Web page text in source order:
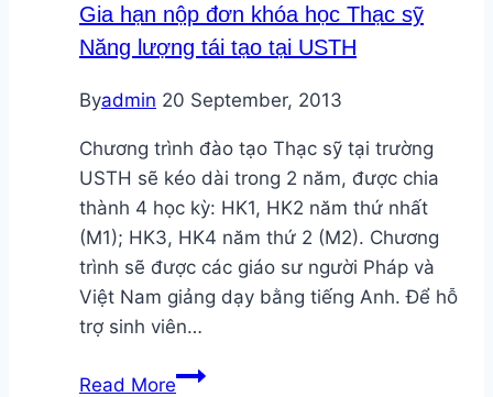
trợ
–
Energy
Use
and
Planning
3-
26.2.2014
Gia hạn nộp đơn khóa học Thạc sỹ
Năng lượng tái tạo tại USTH
Byadmin 20 September, 2013
Chương trình đào tạo Thạc sỹ tại trường
USTH sẽ kéo dài trong 2 năm, được chia
thành 4 học kỳ: HK1, HK2 năm thứ nhất
(M1); HK3, HK4 năm thứ 2 (M2). Chương
trình sẽ được các giáo sư người Pháp và
Việt Nam giảng dạy bằng tiếng Anh. Để hỗ
trợ sinh viên…
Read MoreGia